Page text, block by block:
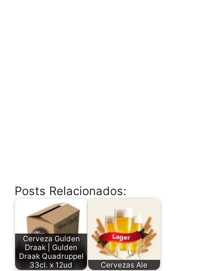
Posts Relacionados:
Cerveza Gulden
Draak | Gulden
Draak Quadruppel
33cl. x 12ud
Cervezas Ale